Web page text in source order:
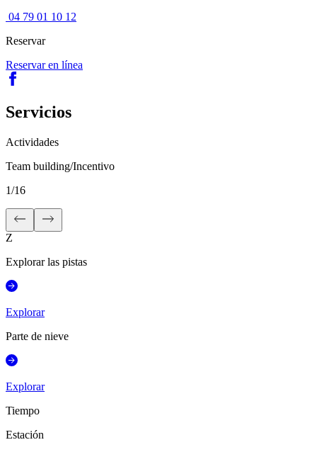
04 79 01 10 12
Reservar
Reservar en línea
Servicios
Actividades
Team building/Incentivo
1/16
Z
Explorar las pistas
Explorar
Parte de nieve
Explorar
Tiempo
Estación